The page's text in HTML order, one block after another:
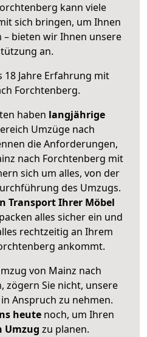
kann viele
sich bringen, um Ihnen
– bieten wir Ihnen unsere
an.
18 Jahre Erfahrung mit
Forchtenberg.
haben langjährige
Umzüge nach
die Anforderungen,
nach Forchtenberg mit
sich um alles, von der
des Umzugs.
Transport Ihrer Möbel
alles sicher ein und
rechtzeitig an Ihrem
ankommt.
von Mainz nach
zögern Sie nicht, unsere
Anspruch zu nehmen.
heutenoch, um Ihren
Umzug zu planen.